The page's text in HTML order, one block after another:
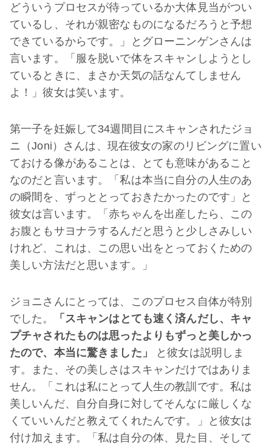
どういうプロセスが待っているか大体見当がつい
ているし、それが親密なものになるだろうと予想
できているからです。」とグローニンゲンさんは
言います。「服を脱いで体をスキャンしようとし
ているときに、まさか天気の話なんてしません
よ！」彼女は笑います。
第一子を妊娠して34週間目にスキャンされたジョ
ニ（Joni）さんは、現在彼女の家のリビングに置い
ておける像があることは、とても意味があること
なのだと言います。「私は本当に自分の人生のあ
の瞬間を、ずっととっておきたかったのです」と
彼女は言います。「赤ちゃんを出産したら、この
お腹ともサヨナラするんだと思うと少しさみしい
けれど、これは、この思い出をとっておくための
美しい方法だと思います。」
ジョニさんにとっては、このプロセス自体が特別
でした。
「スキャンはとても速く済んだし、キャ
プチャされたものは思ったよりもずっと美しかっ
たので、本当に驚きました」
と彼女は説明しま
す。また、その美しさはスキャンだけではありま
せん。「これは私にとって人生の教訓です。私は
美しいんだ、自分自身に対してそんなに厳しくな
くていいんだと教えてくれたんです。」と彼女は
付け加えます。「私は自分の体、見た目、そして